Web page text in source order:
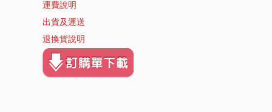
運費說明
出貨及運送
退換貨說明